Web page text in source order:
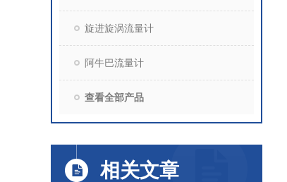
旋进旋涡流量计
阿牛巴流量计
查看全部产品
相关文章